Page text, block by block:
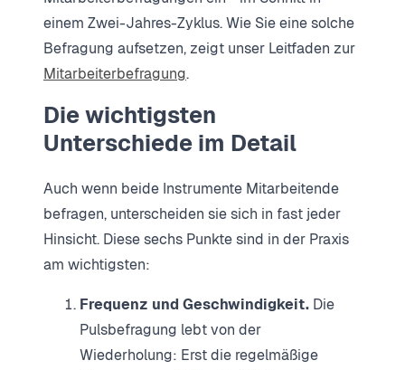
einem Zwei-Jahres-Zyklus. Wie Sie eine solche
Befragung aufsetzen, zeigt unser Leitfaden zur
Mitarbeiterbefragung.
Die wichtigsten
Unterschiede im Detail
Auch wenn beide Instrumente Mitarbeitende
befragen, unterscheiden sie sich in fast jeder
Hinsicht. Diese sechs Punkte sind in der Praxis
am wichtigsten:
Frequenz und Geschwindigkeit. Die
Pulsbefragung lebt von der
Wiederholung: Erst die regelmäßige